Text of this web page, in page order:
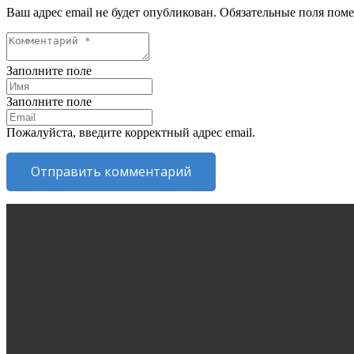
Ваш адрес email не будет опубликован. Обязательные поля
Заполните поле
Заполните поле
Пожалуйста, введите корректный адрес email.
Отправить комментарий